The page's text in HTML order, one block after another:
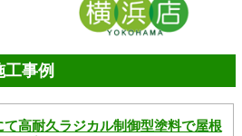
工事例
高耐久ラジカル制御型塗料で屋根